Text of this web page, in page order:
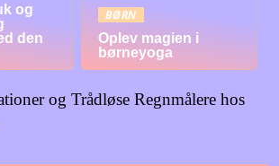
og
den
BØRN
Oplev magien i
børneyoga
og Trådløse Regnmålere hos